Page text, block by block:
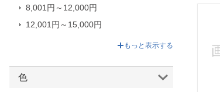
ヒロコーポレーション｜HIRO
8,001円～12,000円
12,001円～15,000円
もっと表示する
色